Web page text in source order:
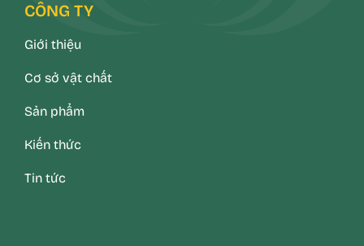
CÔNG TY
Giới thiệu
Cơ sở vật chất
Sản phẩm
Kiến thức
Tin tức